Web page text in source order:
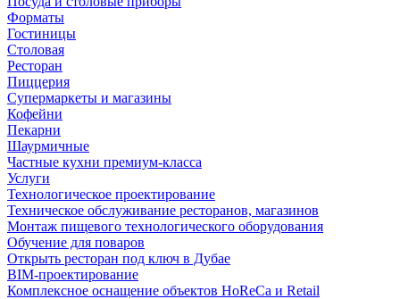
Форматы
Гостиницы
Столовая
Ресторан
Пиццерия
Супермаркеты и магазины
Кофейни
Пекарни
Шаурмичные
Частные кухни премиум-класса
Услуги
Технологическое проектирование
Техническое обслуживание ресторанов, магазинов
Монтаж пищевого технологического оборудования
Обучение для поваров
Открыть ресторан под ключ в Дубае
BIM-проектирование
Комплексное оснащение объектов HoReCa и Retail